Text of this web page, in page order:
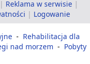
| Reklama w serwisie |
| Logowanie
- Rehabilitacja dla
nad morzem - Pobyty